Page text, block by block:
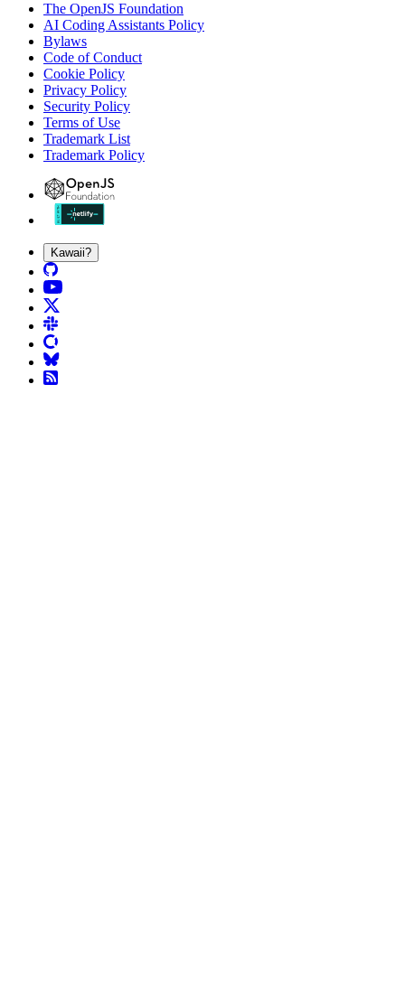
The OpenJS Foundation
AI Coding Assistants Policy
Bylaws
Code of Conduct
Cookie Policy
Privacy Policy
Security Policy
Terms of Use
Trademark List
Trademark Policy
Kawaii?